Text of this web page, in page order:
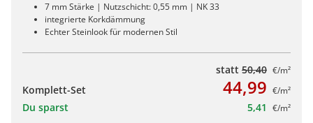
7 mm Stärke | Nutzschicht: 0,55 mm | NK 33
integrierte Korkdämmung
Echter Steinlook für modernen Stil
statt 50,40 €/m²
Komplett-Set 44,99 €/m²
Du sparst 5,41 €/m²